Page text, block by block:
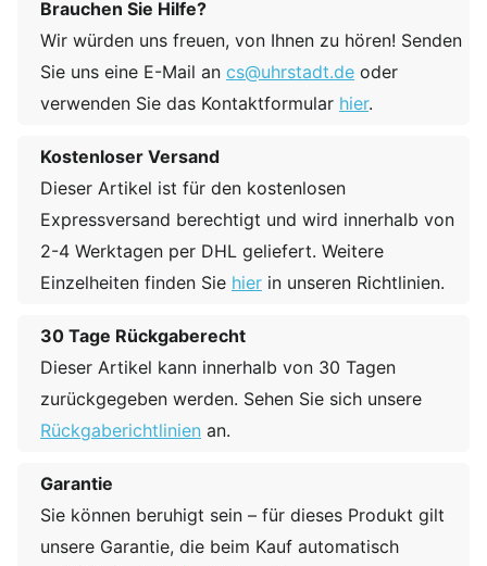
Brauchen Sie Hilfe?
Wir würden uns freuen, von Ihnen zu hören! Senden
Sie uns eine E-Mail an cs@uhrstadt.de oder
verwenden Sie das Kontaktformular hier.
Kostenloser Versand
Dieser Artikel ist für den kostenlosen
Expressversand berechtigt und wird innerhalb von
2-4 Werktagen per DHL geliefert. Weitere
Einzelheiten finden Sie hier in unseren Richtlinien.
30 Tage Rückgaberecht
Dieser Artikel kann innerhalb von 30 Tagen
zurückgegeben werden. Sehen Sie sich unsere
Rückgaberichtlinien an.
Garantie
Sie können beruhigt sein – für dieses Produkt gilt
unsere Garantie, die beim Kauf automatisch